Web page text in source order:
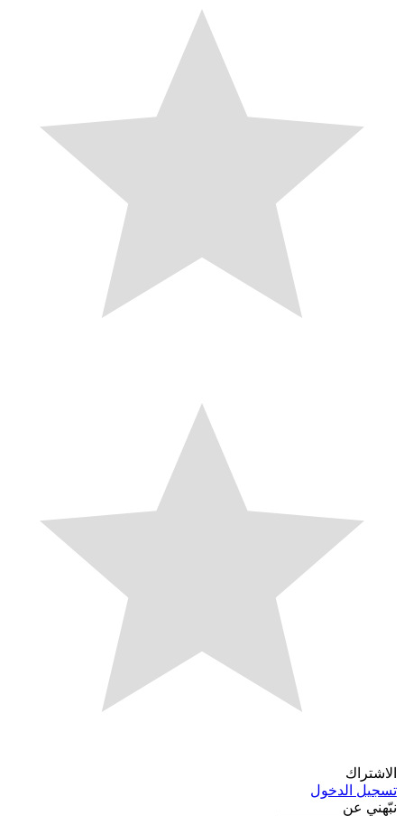
الاشتراك
تسجيل الدخول
نبّهني عن